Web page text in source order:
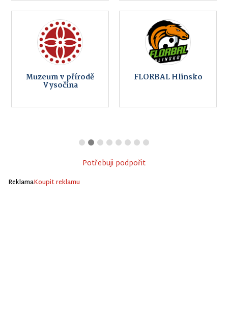
Muzeum v přírodě
Vysočina
FLORBAL Hlinsko
Potřebuji podpořit
ReklamaKoupit reklamu